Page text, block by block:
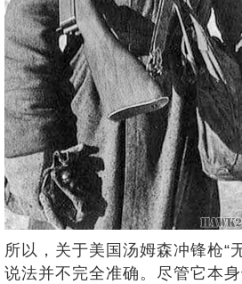
所以，关于美国汤姆森冲锋枪“
说法并不完全准确。尽管它本